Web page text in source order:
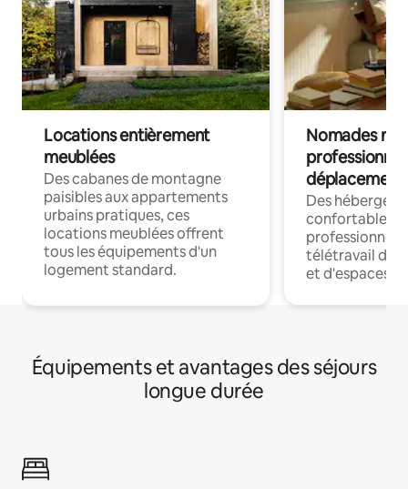
Locations entièrement
meublées
Des cabanes de montagne
paisibles aux appartements
urbains pratiques, ces
locations meublées offrent
tous les équipements d'un
logement standard.
Nomades
déplacement
Des
confortables
professionnels
télétravail
et d'espaces
Équipements et avantages des séjours
longue durée